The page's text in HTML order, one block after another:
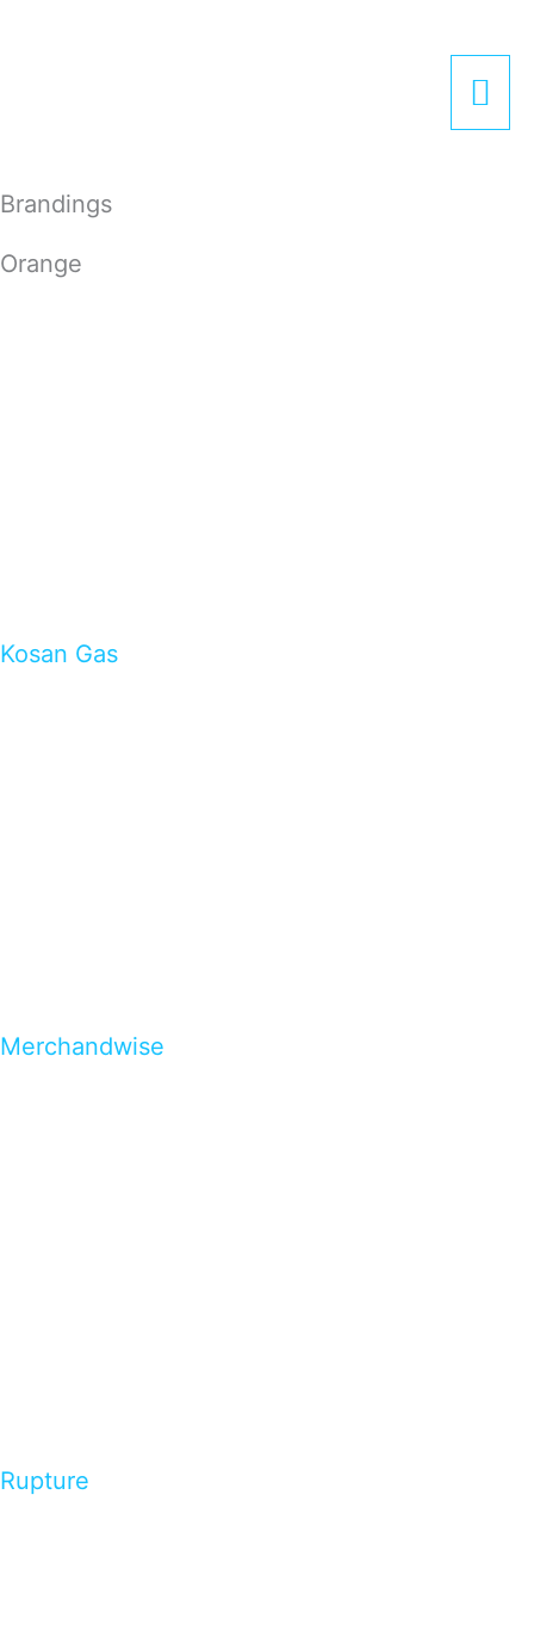
Brandings
Orange
Kosan Gas
Merchandwise
Rupture